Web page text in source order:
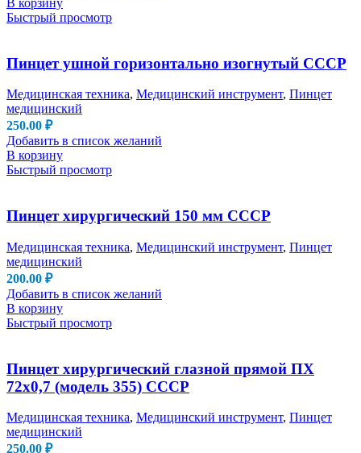
В корзину
Быстрый просмотр
Пинцет ушной горизонтально изогнутый СССР
Медицинская техника, Медицинский инструмент, Пинцет
медицинский
250.00 ₽
Добавить в список желаний
В корзину
Быстрый просмотр
Пинцет хирургический 150 мм СССР
Медицинская техника, Медицинский инструмент, Пинцет
медицинский
200.00 ₽
Добавить в список желаний
В корзину
Быстрый просмотр
Пинцет хирургический глазной прямой ПХ
72х0,7 (модель 355) СССР
Медицинская техника, Медицинский инструмент, Пинцет
медицинский
250.00 ₽